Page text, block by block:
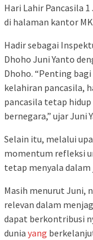
Hari Lahir Pancasila
di halaman kantor
Hadir sebagai
Dhoho Juni Yanto
Dhoho. “Penting
kelahiran pancasila,
pancasila tetap
bernegara,” ujar Juni
Selain itu, melalui
momentum refleksi
tetap menyala dalam
Masih menurut Juni,
relevan dalam
dapat berkontribusi
dunia yang